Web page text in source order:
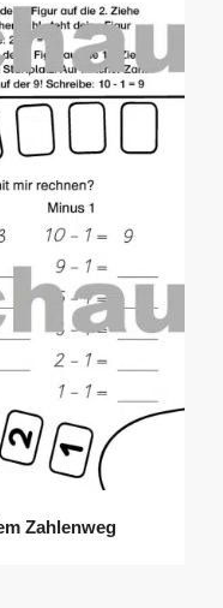
Zahlenweg